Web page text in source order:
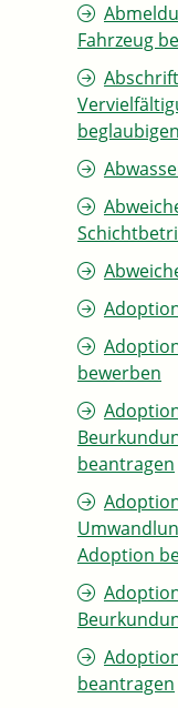
Fahrzeug
bewerben
beantragen
Adoption
beantragen